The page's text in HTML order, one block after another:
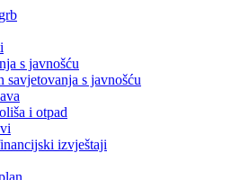
s javnošću
savjetovanja s javnošću
i otpad
izvještaji